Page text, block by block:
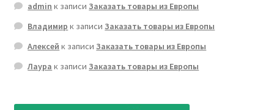
admin к записиЗаказать товары из Европы
Владимир к записиЗаказать товары из Европы
Алексей к записиЗаказать товары из Европы
Лаура к записиЗаказать товары из Европы